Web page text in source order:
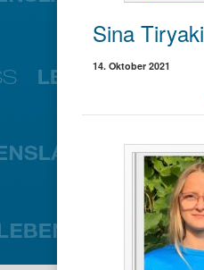
Sina Tiryaki
14. Oktober 2021